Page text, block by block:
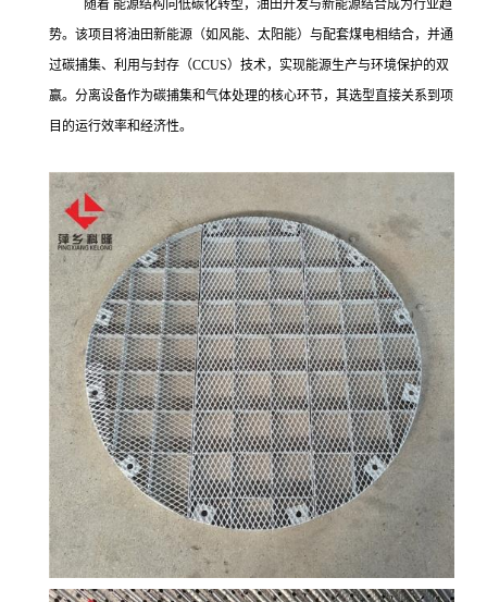
随着 能源结构向低碳化转型，油田开发与新能源结合成为行业趋
势。该项目将油田新能源（如风能、太阳能）与配套煤电相结合，并通
过碳捕集、利用与封存（CCUS）技术，实现能源生产与环境保护的双
赢。分离设备作为碳捕集和气体处理的核心环节，其选型直接关系到项
目的运行效率和经济性。